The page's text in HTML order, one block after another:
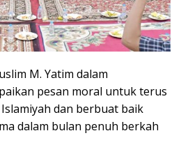
M. Yatim dalam
pesan moral untuk terus
dan berbuat baik
dalam bulan penuh berkah